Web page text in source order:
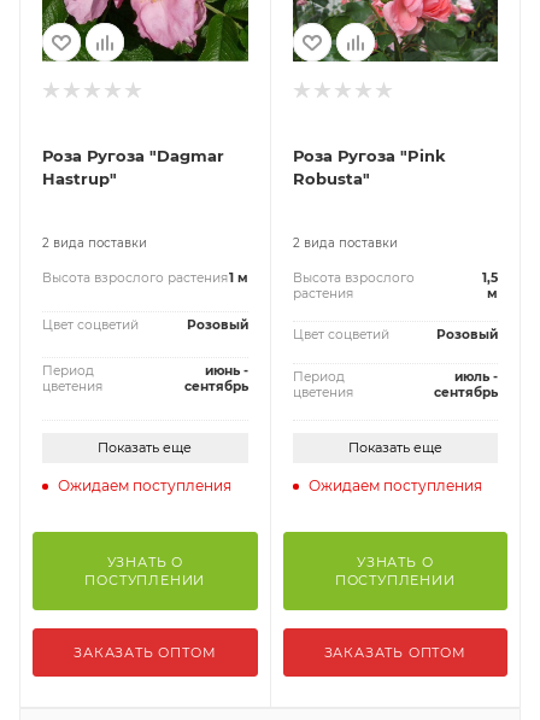
Роза Ругоза "Dagmar
Hastrup"
2 вида поставки
Высота взрослого растения1 м
Цвет соцветий Розовый
Период
цветения
июнь -
сентябрь
Показать еще
Ожидаем поступления
УЗНАТЬ О
ПОСТУПЛЕНИИ
ЗАКАЗАТЬ ОПТОМ
Роза Ругоза "Pink
Robusta"
2 вида поставки
Высота взрослого
растения
1,5
м
Цвет соцветий Розовый
Период
цветения
июль -
сентябрь
Показать еще
Ожидаем поступления
УЗНАТЬ О
ПОСТУПЛЕНИИ
ЗАКАЗАТЬ ОПТОМ